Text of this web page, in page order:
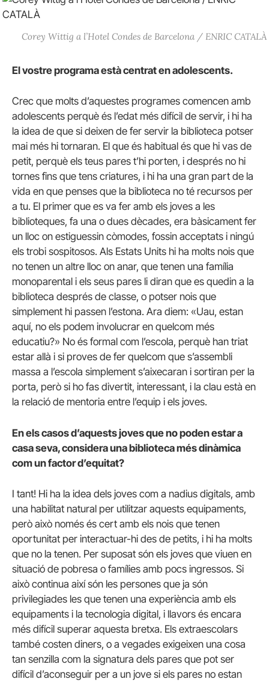
Corey Wittig a l’Hotel Condes de Barcelona / ENRIC CATALÀ
El vostre programa està centrat en adolescents.
Crec que molts d’aquestes programes comencen amb
adolescents perquè és l’edat més difícil de servir, i hi ha
la idea de que si deixen de fer servir la biblioteca potser
mai més hi tornaran. El que és habitual és que hi vas de
petit, perquè els teus pares t’hi porten, i després no hi
tornes fins que tens criatures, i hi ha una gran part de la
vida en que penses que la biblioteca no té recursos per
a tu. El primer que es va fer amb els joves a les
biblioteques, fa una o dues dècades, era bàsicament fer
un lloc on estiguessin còmodes, fossin acceptats i ningú
els trobi sospitosos. Als Estats Units hi ha molts nois que
no tenen un altre lloc on anar, que tenen una família
monoparental i els seus pares li diran que es quedin a la
biblioteca després de classe, o potser nois que
simplement hi passen l’estona. Ara diem: «Uau, estan
aquí, no els podem involucrar en quelcom més
educatiu?» No és formal com l’escola, perquè han triat
estar allà i si proves de fer quelcom que s’assembli
massa a l’escola simplement s’aixecaran i sortiran per la
porta, però si ho fas divertit, interessant, i la clau està en
la relació de mentoria entre l’equip i els joves.
En els casos d’aquests joves que no poden estar a
casa seva, considera una biblioteca més dinàmica
com un factor d’equitat?
I tant! Hi ha la idea dels joves com a nadius digitals, amb
una habilitat natural per utilitzar aquests equipaments,
però això només és cert amb els nois que tenen
oportunitat per interactuar-hi des de petits, i hi ha molts
que no la tenen. Per suposat són els joves que viuen en
situació de pobresa o famílies amb pocs ingressos. Si
això continua així són les persones que ja són
privilegiades les que tenen una experiència amb els
equipaments i la tecnologia digital, i llavors és encara
més difícil superar aquesta bretxa. Els extraescolars
també costen diners, o a vegades exigeixen una cosa
tan senzilla com la signatura dels pares que pot ser
difícil d’aconseguir per a un jove si els pares no estan